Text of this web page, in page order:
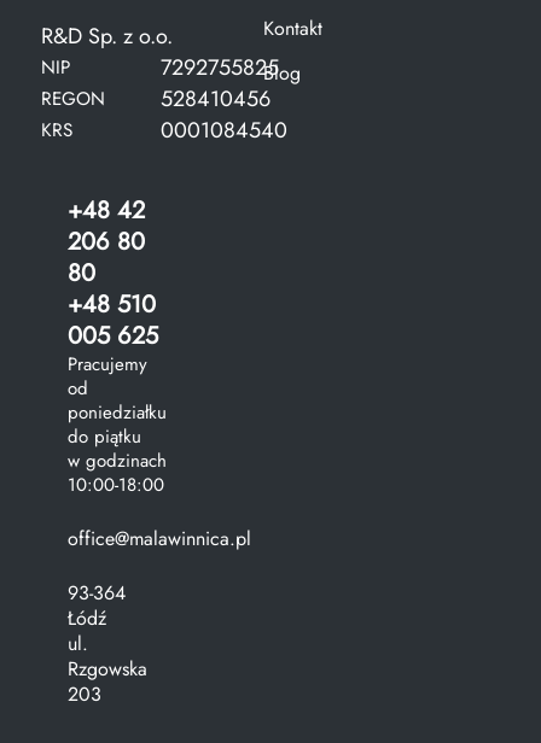
R&D Sp. z o.o.
NIP 7292755825
REGON 528410456
KRS 0001084540
+48 42
206 80
80
+48 510
005 625
Pracujemy
od
poniedziałku
do piątku
w godzinach
10:00-18:00
office@malawinnica.pl
93-364
Łódź
ul.
Rzgowska
203
Kontakt
Blog